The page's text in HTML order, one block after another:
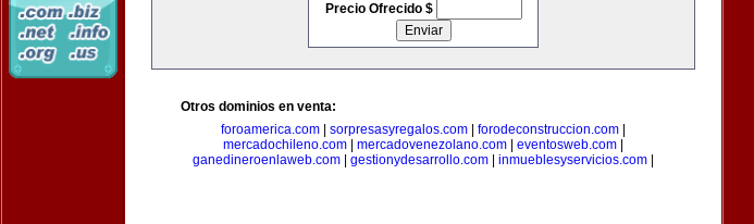
Precio Ofrecido $
Otros dominios en venta:
foroamerica.com
sorpresasyregalos.com forodeconstruccion.com
mercadochileno.com
mercadovenezolano.com eventosweb.com
ganedineroenlaweb.com
gestionydesarrollo.com inmueblesyservicios.com